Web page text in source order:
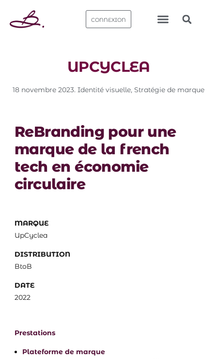
CONNEXION
UPCYCLEA
18 novembre 2023. Identité visuelle​, Stratégie de marque
ReBranding pour une
marque de la french
tech en économie
circulaire
MARQUE
UpCyclea
DISTRIBUTION
BtoB
DATE
2022
Prestations
Plateforme de marque